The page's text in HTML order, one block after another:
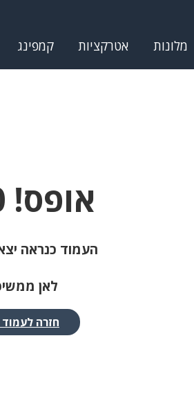
מלונות אטרקציות קמפינג
אופס! 500.
העמוד כנראה
לאן
חזרה